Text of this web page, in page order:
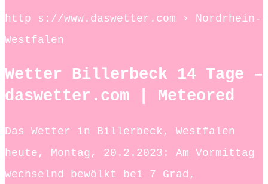
http s://www.daswetter.com › Nordrhein-
Westfalen
Wetter Billerbeck 14 Tage –
daswetter.com | Meteored
Das Wetter in Billerbeck, Westfalen
heute, Montag, 20.2.2023: Am Vormittag
wechselnd bewölkt bei 7 Grad,